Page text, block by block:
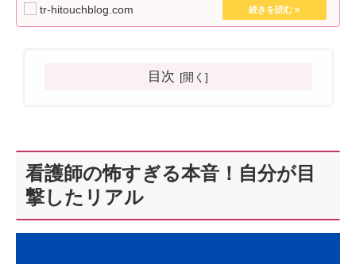
tr-hitouchblog.com
目次
看護師の怖すぎる本音！自分が目
撃したリアル